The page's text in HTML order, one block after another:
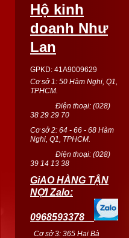
Hộ kinh
doanh Như
Lan
GPKD: 41A9009629
Cơ sở 1: 50 Hàm Nghi, Q1,
TPHCM.
Điện thoại: (028)
38 29 29 70
Cơ sở 2: 64 - 66 - 68 Hàm
Nghi, Q1, TPHCM.
Điện thoại: (028)
39 14 13 38
GiAO HÀNG TẬN
NỢI Zalo:
0968593378
Cơ sở 3: 365 Hai Bà